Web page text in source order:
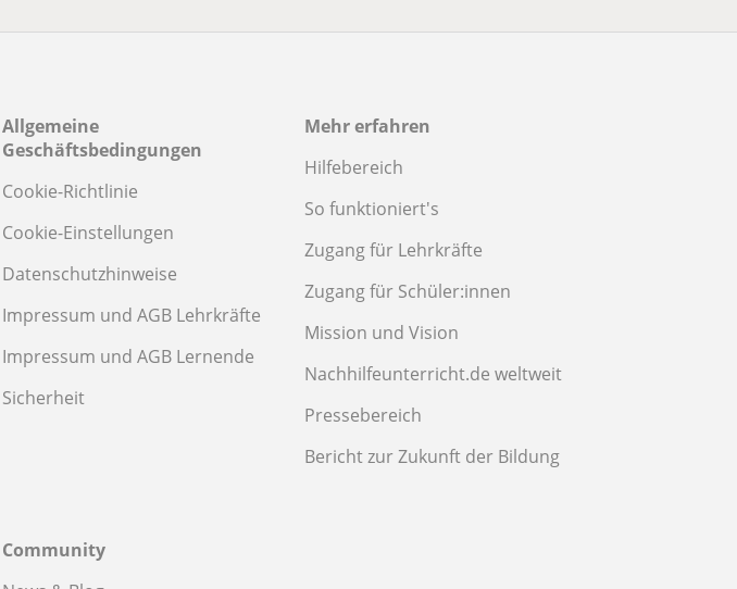
Allgemeine
Geschäftsbedingungen
Cookie-Richtlinie
Cookie-Einstellungen
Datenschutzhinweise
Impressum und AGB Lehrkräfte
Impressum und AGB Lernende
Sicherheit
Mehr erfahren
Hilfebereich
So funktioniert's
Zugang für Lehrkräfte
Zugang für Schüler:innen
Mission und Vision
Nachhilfeunterricht.de weltweit
Pressebereich
Bericht zur Zukunft der Bildung
Community